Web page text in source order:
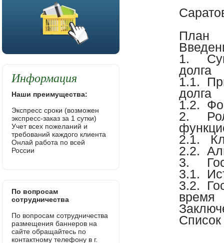
План
1.
долга
1.1.
долга
1.2.
2.
2.1.
2.2.
3.
3.1.
3.2.
время
Список
Информация
Наши преимущества:
Экспресс сроки (возможен
экспресс-заказ за 1 сутки)
Учет всех пожеланий и
требований каждого клиента
Онлай работа по всей
России
По вопросам
сотрудничества
По вопросам сотрудничества
размещения баннеров на
сайте обращайтесь по
контактному телефону в г.